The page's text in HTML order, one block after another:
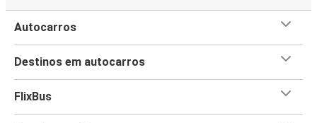
Autocarros
Destinos em autocarros
FlixBus